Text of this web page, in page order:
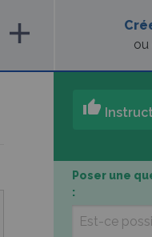
add
thumb_up
Poser une
: